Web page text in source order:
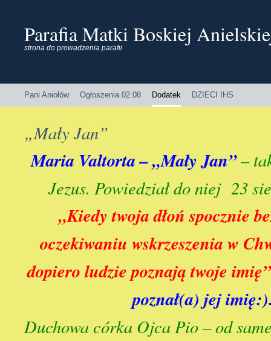
Parafia Matki Boskiej
strona do prowadzenia parafii
Pani Aniołów Ogłoszenia 02.08 Dodatek DZIECI IHS
„Mały Jan”
Maria Valtorta – „Mały Jan”–
Jezus. Powiedział do niej 23
„Kiedy twoja dłoń spocznie
oczekiwaniu wskrzeszenia w
dopiero ludzie poznają twoje
poznał(a) jej
Duchowa córka Ojca Pio – od